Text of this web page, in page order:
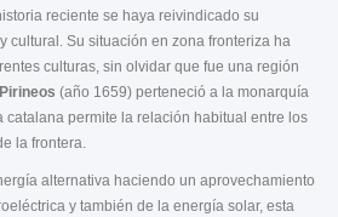
reciente se haya reivindicado su
cultural. Su situación en zona fronteriza ha
culturas, sin olvidar que fue una región
(año 1659) perteneció a la monarquía
catalana permite la relación habitual entre los
la frontera.
alternativa haciendo un aprovechamiento
y también de la energía solar, esta